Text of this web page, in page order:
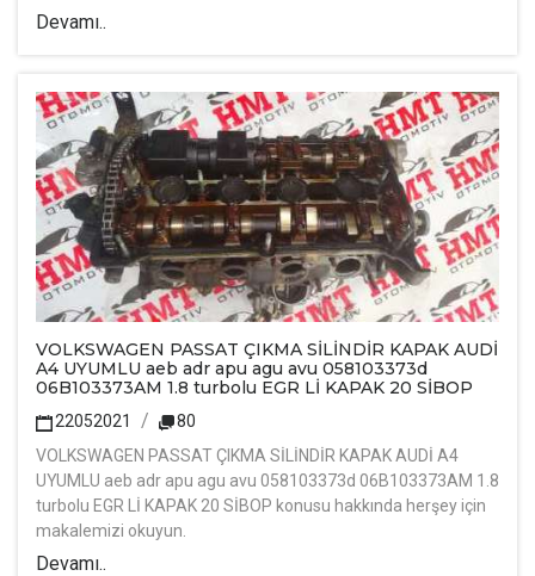
Devamı..
VOLKSWAGEN PASSAT ÇIKMA SİLİNDİR KAPAK AUDİ
A4 UYUMLU aeb adr apu agu avu 058103373d
06B103373AM 1.8 turbolu EGR Lİ KAPAK 20 SİBOP
22052021
80
VOLKSWAGEN PASSAT ÇIKMA SİLİNDİR KAPAK AUDİ A4
UYUMLU aeb adr apu agu avu 058103373d 06B103373AM 1.8
turbolu EGR Lİ KAPAK 20 SİBOP konusu hakkında herşey için
makalemizi okuyun.
Devamı..